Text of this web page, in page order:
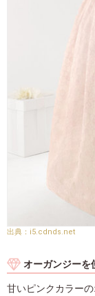
i5.cdnds.net
オーガンジー
甘いピンクカラー